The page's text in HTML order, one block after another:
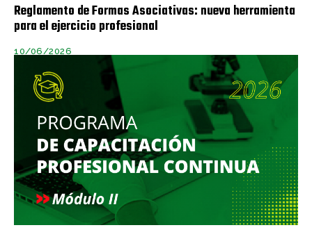
Reglamento de Formas Asociativas: nueva herramienta
para el ejercicio profesional
10/06/2026